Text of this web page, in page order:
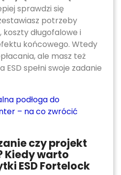
sprawdzi się
potrzeby
długofalowe i
końcowego. Wtedy
ale masz też
ESD spełni swoje zadanie
podłoga do
– na co zwrócić
czy projekt
Kiedy warto
ESD Fortelock